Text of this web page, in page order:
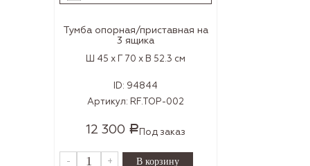
Тумба опорная/приставная на
3 ящика
Ш 45 x Г 70 x В 52.3 см
ID: 94844
Артикул: RF.TOP-002
12 300 Р Под заказ
- +